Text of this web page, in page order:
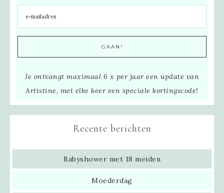
Je ontvangt maximaal 6 x per jaar een update van
Artistine, met elke keer een speciale kortingscode!
Recente berichten
Babyshower met 18 meiden
Moederdag